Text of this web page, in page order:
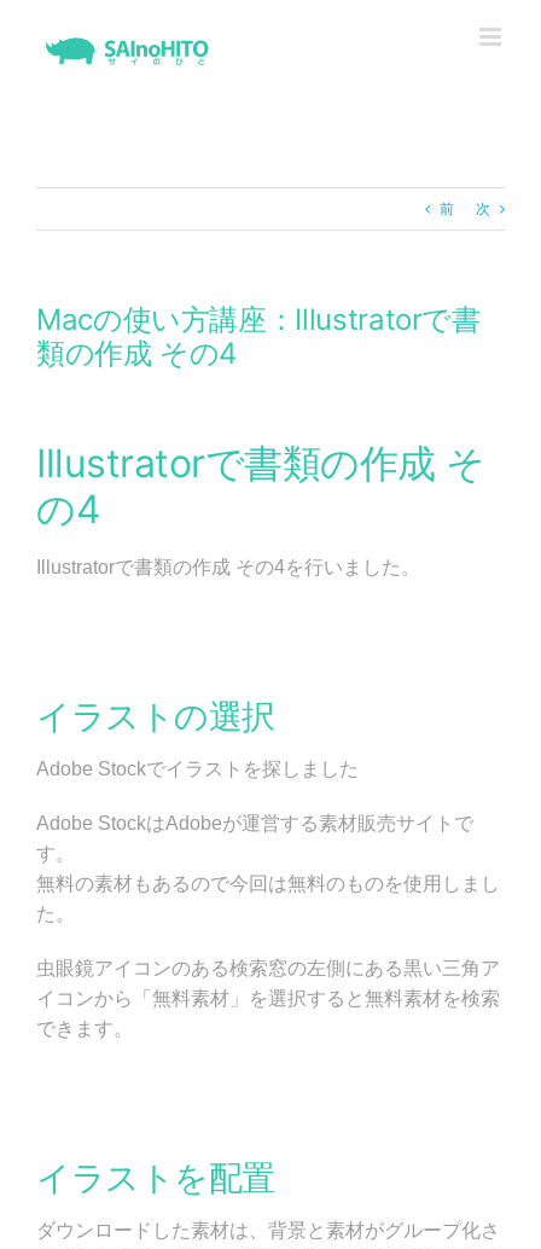
前 次
Macの使い方講座：Illustratorで書
類の作成 その4
Illustratorで書類の作成 そ
の4
Illustratorで書類の作成 その4を行いました。
イラストの選択
Adobe Stockでイラストを探しました
Adobe StockはAdobeが運営する素材販売サイトで
す。
無料の素材もあるので今回は無料のものを使用しまし
た。
虫眼鏡アイコンのある検索窓の左側にある黒い三角ア
イコンから「無料素材」を選択すると無料素材を検索
できます。
イラストを配置
ダウンロードした素材は、背景と素材がグループ化さ